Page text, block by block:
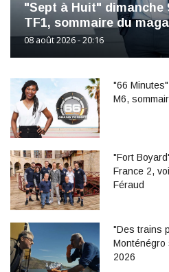
"Sept à Huit" dimanche
TF1, sommaire du
08 août 2026 - 20:16
"66
M6,
"Fort
France 2,
Féraud
"Des trains
Monténégro
2026